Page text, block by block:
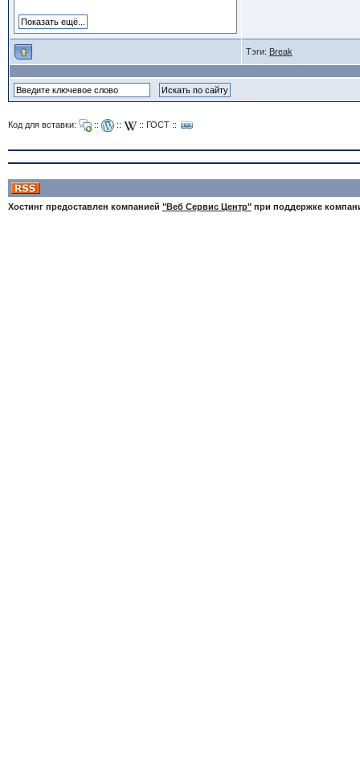
Тэги: Break
Код для вставки: :: :: :: ГОСТ::
Хостинг предоставлен компанией "Веб Сервис Центр"при поддержке